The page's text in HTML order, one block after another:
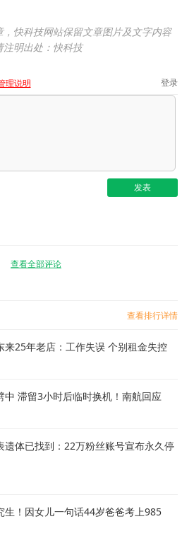
快科技网站保留文章图片及文字内容
明出处：快科技
理说明 登录
查看全部评论
查看排行详情
来25年老店：工作失误 个别租金失控
中 滞留3小时后临时换机！南航回应
遗体已找到：22万粉丝账号宣布永久停
生！因女儿一句话44岁爸爸考上985